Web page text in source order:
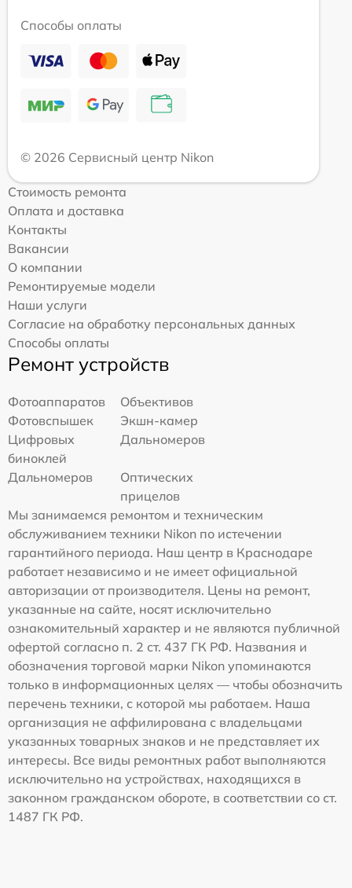
Способы оплаты
© 2026 Сервисный центр Nikon
Стоимость ремонта
Оплата и доставка
Контакты
Вакансии
О компании
Ремонтируемые модели
Наши услуги
Согласие на обработку персональных данных
Способы оплаты
Ремонт устройств
Фотоаппаратов
Объективов
Фотовспышек
Экшн-камер
Цифровых
биноклей
Дальномеров
Дальномеров
Оптических
прицелов
Мы занимаемся ремонтом и техническим
обслуживанием техники Nikon по истечении
гарантийного периода. Наш центр в Краснодаре
работает независимо и не имеет официальной
авторизации от производителя. Цены на ремонт,
указанные на сайте, носят исключительно
ознакомительный характер и не являются публичной
офертой согласно п. 2 ст. 437 ГК РФ. Названия и
обозначения торговой марки Nikon упоминаются
только в информационных целях — чтобы обозначить
перечень техники, с которой мы работаем. Наша
организация не аффилирована с владельцами
указанных товарных знаков и не представляет их
интересы. Все виды ремонтных работ выполняются
исключительно на устройствах, находящихся в
законном гражданском обороте, в соответствии со ст.
1487 ГК РФ.